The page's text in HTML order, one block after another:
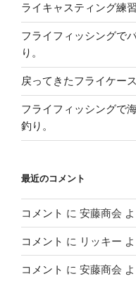
ライキャスティング練習
フライフィッシングで
り。
戻ってきたフライケー
フライフィッシングで
釣り。
最近のコメント
コメント に 安藤商会
コメント に リッキー
コメント に 安藤商会